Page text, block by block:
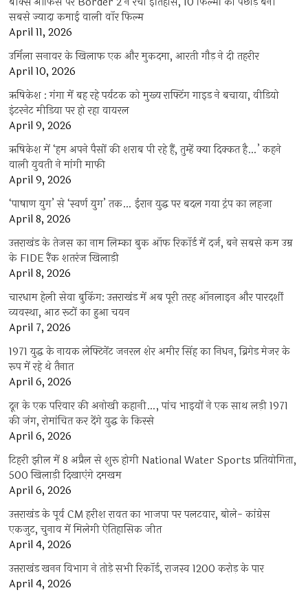
सबसे ज्यादा कमाई वाली वॉर फिल्म
April 11, 2026
उर्मिला सनावर के खिलाफ एक और मुकदमा, आरती गौड़ ने दी तहरीर
April 10, 2026
ऋषिकेश : गंगा में बह रहे पर्यटक को मुख्य राफ्टिंग गाइड ने बचाया, वीडियो
इंटरनेट मीडिया पर हो रहा वायरल
April 9, 2026
ऋषिकेश में ‘हम अपने पैसों की शराब पी रहे हैं, तुम्हें क्या दिक्कत है…’ कहने
वाली युवती ने मांगी माफी
April 9, 2026
‘पाषाण युग’ से ‘स्वर्ण युग’ तक… ईरान युद्ध पर बदल गया ट्रंप का लहजा
April 8, 2026
उत्तराखंड के तेजस का नाम लिम्का बुक ऑफ रिकॉर्ड में दर्ज, बने सबसे कम उम्र
के FIDE रैंक शतरंज खिलाड़ी
April 8, 2026
चारधाम हेली सेवा बुकिंग: उत्तराखंड में अब पूरी तरह ऑनलाइन और पारदर्शी
व्यवस्था, आठ रूटों का हुआ चयन
April 7, 2026
1971 युद्ध के नायक लेफ्टिनेंट जनरल शेर अमीर सिंह का निधन, ब्रिगेड मेजर के
रूप में रहे थे तैनात
April 6, 2026
दून के एक परिवार की अनोखी कहानी…, पांच भाइयों ने एक साथ लड़ी 1971
की जंग, रोमांचित कर देंगे युद्ध के किस्से
April 6, 2026
टिहरी झील में 8 अप्रैल से शुरू होगी National Water Sports प्रतियोगिता,
500 खिलाड़ी दिखाएंगे दमखम
April 6, 2026
उत्तराखंड के पूर्व CM हरीश रावत का भाजपा पर पलटवार, बोले- कांग्रेस
एकजुट, चुनाव में मिलेगी ऐतिहासिक जीत
April 4, 2026
उत्तराखंड खनन विभाग ने तोड़े सभी रिकॉर्ड, राजस्व 1200 करोड़ के पार
April 4, 2026